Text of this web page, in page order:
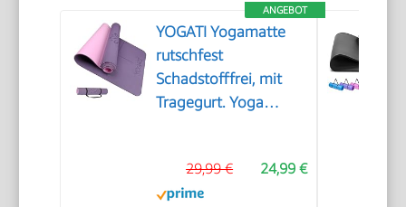
ANGEBOT
YOGATI Yogamatte
rutschfest
Schadstofffrei, mit
Tragegurt. Yoga
die Körperhaltung.
Ideal als
24,99 €
29,99 €